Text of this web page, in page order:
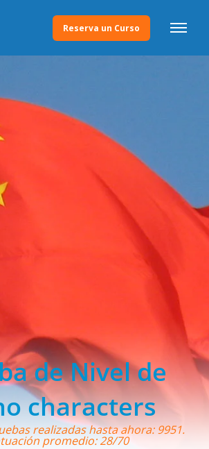
Reserva un Curso
de Nivel de
characters
realizadas hasta ahora: 9951.
promedio: 28/70